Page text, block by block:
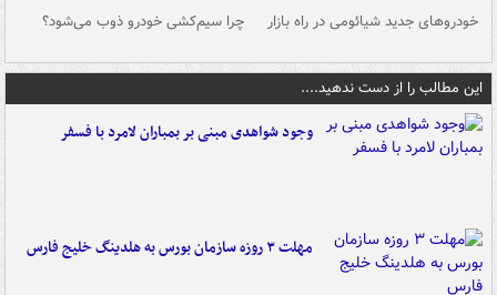
خودروهای جدید شیائومی در راه بازار چرا سیم‌کشی خودرو ذوب می‌شود؟
این مطالب را از دست ندهید....
وجود شواهدی مبنی بر بمباران لامرد با فسفر
مهلت ۳ روزه سازمان بورس به هلدینگ خلیج فارس